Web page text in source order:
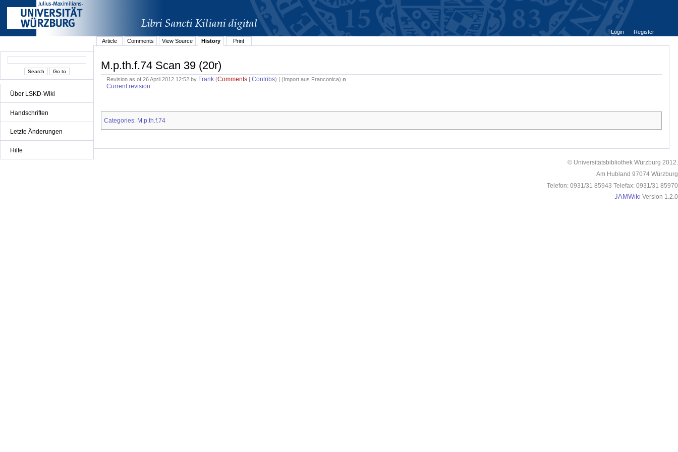
Über LSKD-Wiki
Handschriften
Letzte Änderungen
Hilfe
Login
Register
Article
Comments View Source History Print
M.p.th.f.74 Scan 39 (20r)
Revision as of 26 April 2012 12:52 by Frank (Comments |Contribs) | ( Import aus Franconica)n
Current revision
Categories: M.p.th.f.74
© Universitätsbibliothek Würzburg 2012.
Am Hubland 97074 Würzburg
Telefon: 0931/31 85943 Telefax: 0931/31 85970
JAMWiki Version 1.2.0